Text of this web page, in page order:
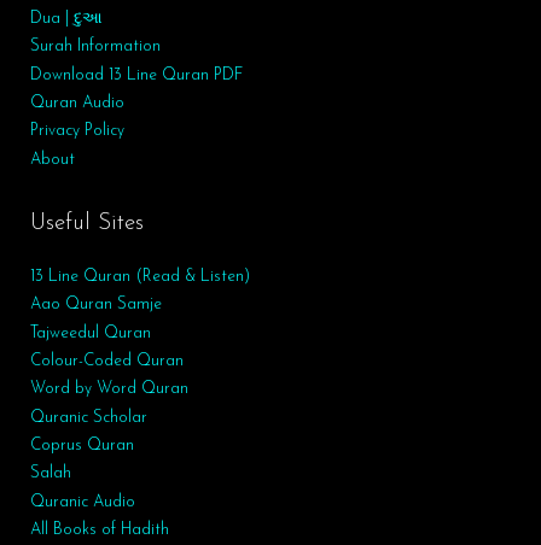
Dua | દુઆ
Surah Information
Download 13 Line Quran PDF
Quran Audio
Privacy Policy
About
Useful Sites
13 Line Quran (Read & Listen)
Aao Quran Samje
Tajweedul Quran
Colour-Coded Quran
Word by Word Quran
Quranic Scholar
Coprus Quran
Salah
Quranic Audio
All Books of Hadith